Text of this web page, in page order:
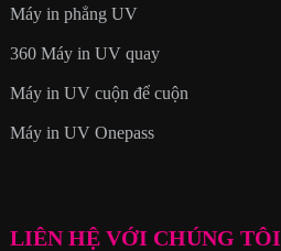
Máy in phẳng UV
360 Máy in UV quay
Máy in UV cuộn để cuộn
Máy in UV Onepass
LIÊN HỆ VỚI CHÚNG TÔI